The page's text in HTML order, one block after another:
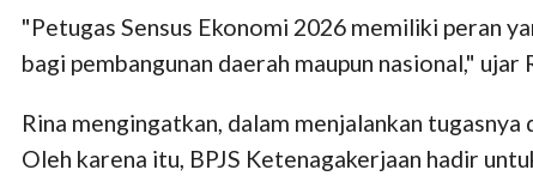
"Petugas Sensus Ekonomi 2026 memiliki peran
bagi pembangunan daerah maupun nasional," ujar
Rina mengingatkan, dalam menjalankan
Oleh karena itu, BPJS Ketenagakerjaan hadir